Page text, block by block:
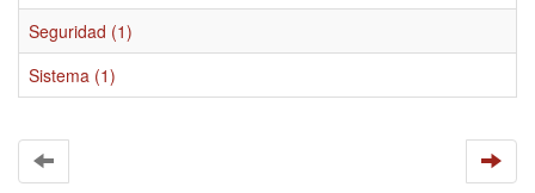
Seguridad (1)
Sistema (1)